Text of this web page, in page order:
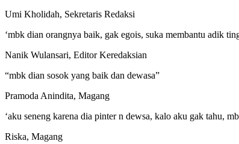
Umi Kholidah, Sekretaris Redaksi
‘mbk dian orangnya baik, gak egois, suka membantu adik
Nanik Wulansari, Editor Keredaksian
“mbk dian sosok yang baik dan dewasa”
Pramoda Anindita, Magang
‘aku seneng karena dia pinter n dewsa, kalo aku gak tahu,
Riska, Magang